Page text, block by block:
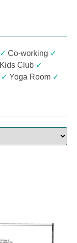
✓ Co-working ✓
Kids Club ✓
✓ Yoga Room ✓